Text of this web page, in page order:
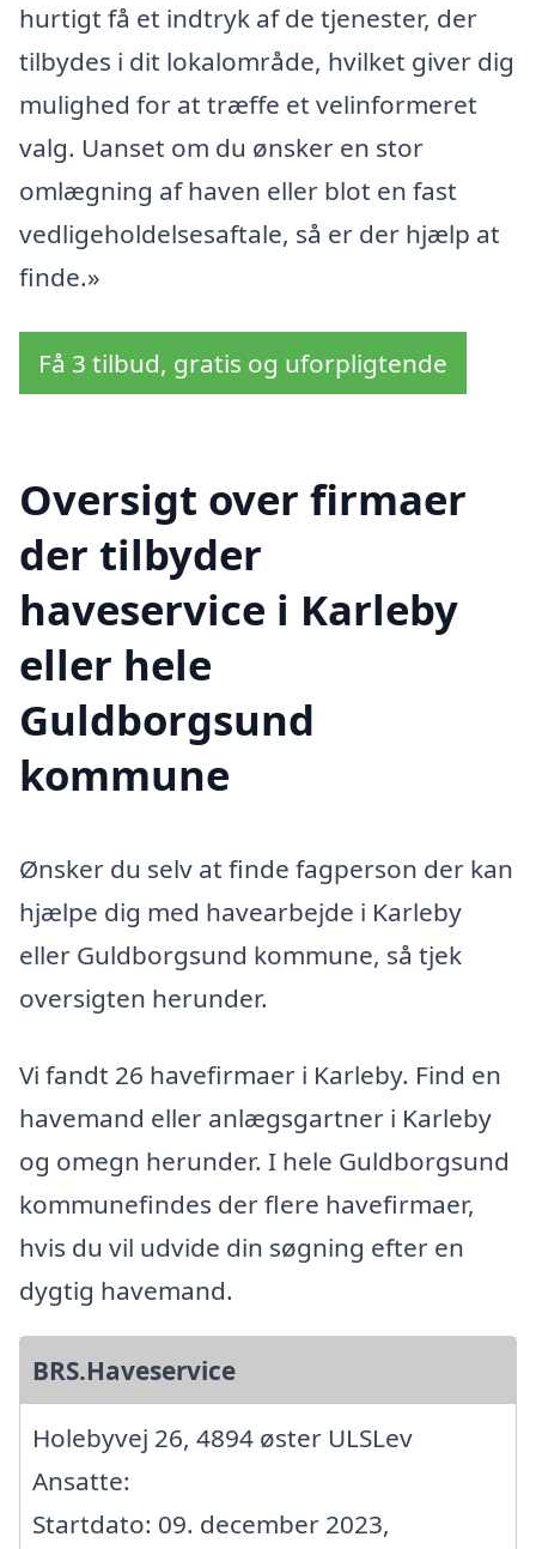
hurtigt få et indtryk af de tjenester, der
tilbydes i dit lokalområde, hvilket giver dig
mulighed for at træffe et velinformeret
valg. Uanset om du ønsker en stor
omlægning af haven eller blot en fast
vedligeholdelsesaftale, så er der hjælp at
finde.»
Få 3 tilbud, gratis og uforpligtende
Oversigt over firmaer
der tilbyder
haveservice i Karleby
eller hele
Guldborgsund
kommune
Ønsker du selv at finde fagperson der kan
hjælpe dig med havearbejde i Karleby
eller Guldborgsund kommune, så tjek
oversigten herunder.
Vi fandt 26 havefirmaer i Karleby. Find en
havemand eller anlægsgartner i Karleby
og omegn herunder. I hele Guldborgsund
kommunefindes der flere havefirmaer,
hvis du vil udvide din søgning efter en
dygtig havemand.
BRS.Haveservice
Holebyvej 26, 4894 øster ULSLev
Ansatte:
Startdato: 09. december 2023,